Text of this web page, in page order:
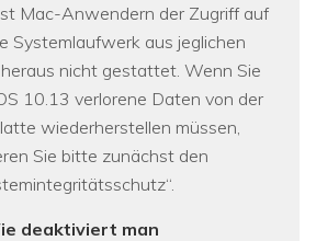
Mac-Anwendern der Zugriff auf
Systemlaufwerk aus jeglichen
nicht gestattet. Wenn Sie
10.13 verlorene Daten von der
wiederherstellen müssen,
Sie bitte zunächst den
deaktiviert man